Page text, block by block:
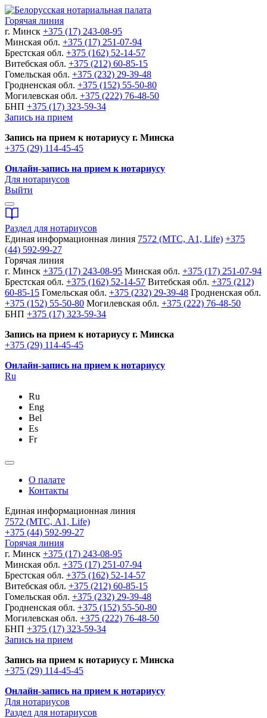
Горячая линия
г. Минск +375 (17) 243-08-95
Минская обл. +375 (17) 251-07-94
Брестская обл. +375 (162) 52-14-57
Витебская обл. +375 (212) 60-85-15
Гомельская обл. +375 (232) 29-39-48
Гродненская обл. +375 (152) 55-50-80
Могилевская обл. +375 (222) 76-48-50
БНП +375 (17) 323-59-34
Запись на прием
Запись на прием к нотариусу г. Минска
+375 (29) 114-45-45
Онлайн-запись на прием к нотариусу
Для нотариусов
Выйти
Раздел для нотариусов
Единая информационная линия 7572 (МТС, A1, Life) +375
(44) 592-99-27
Горячая линия
г. Минск +375 (17) 243-08-95 Минская обл. +375 (17) 251-07-94
Брестская обл. +375 (162) 52-14-57 Витебская обл. +375 (212)
60-85-15 Гомельская обл. +375 (232) 29-39-48 Гродненская обл.
+375 (152) 55-50-80 Могилевская обл. +375 (222) 76-48-50
БНП +375 (17) 323-59-34
Запись на прием к нотариусу г. Минска
+375 (29) 114-45-45
Онлайн-запись на прием к нотариусу
Ru
Ru
Eng
Bel
Es
Fr
О палате
Контакты
Единая информационная линия
7572 (МТС, A1, Life)
+375 (44) 592-99-27
Горячая линия
г. Минск +375 (17) 243-08-95
Минская обл. +375 (17) 251-07-94
Брестская обл. +375 (162) 52-14-57
Витебская обл. +375 (212) 60-85-15
Гомельская обл. +375 (232) 29-39-48
Гродненская обл. +375 (152) 55-50-80
Могилевская обл. +375 (222) 76-48-50
БНП +375 (17) 323-59-34
Запись на прием
Запись на прием к нотариусу г. Минска
+375 (29) 114-45-45
Онлайн-запись на прием к нотариусу
Для нотариусов
Раздел для нотариусов